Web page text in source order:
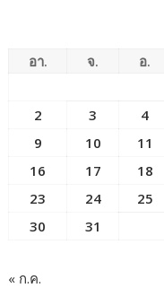
อา. จ. อ.
2
3 4
9
10 11
16
17 18
23
24 25
30
31
« ก.ค.